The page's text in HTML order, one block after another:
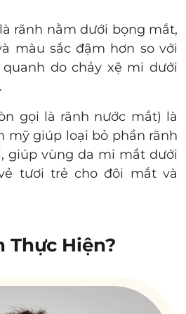
rãnh nằm dưới bọng mắt,
màu sắc đậm hơn so với
do chảy xệ mi dưới
gọi là rãnh nước mắt) là
mỹ giúp loại bỏ phần rãnh
giúp vùng da mi mắt dưới
tươi trẻ cho đôi mắt và
Thực Hiện?